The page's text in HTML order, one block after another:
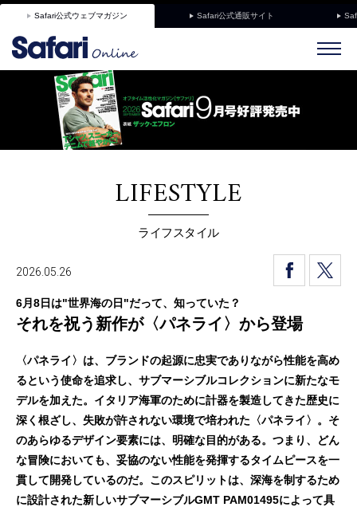
Safari公式ウェブマガジン Safari公式通販サイト
LIFESTYLE
ライフスタイル
2026.05.26
6月8日は"世界海の日"だって、知っていた？
それを祝う新作が〈パネライ〉から登場
〈パネライ〉は、ブランドの起源に忠実でありながら性能を高め
るという使命を追求し、サブマーシブルコレクションに新たなモ
デルを加えた。イタリア海軍のために計器を製造してきた歴史に
深く根ざし、失敗が許されない環境で培われた〈パネライ〉。そ
のあらゆるデザイン要素には、明確な目的がある。つまり、どん
な冒険においても、妥協のない性能を発揮するタイムピースを一
貫して開発しているのだ。このスピリットは、深海を制するため
に設計された新しいサブマーシブルGMT PAM01495によって具